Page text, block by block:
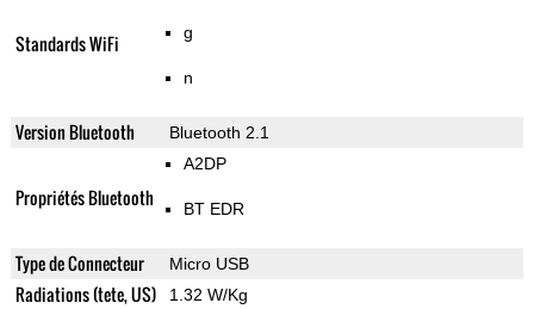
Standards WiFi g
n
Version Bluetooth Bluetooth 2.1
Propriétés Bluetooth
A2DP
BT EDR
Type de Connecteur Micro USB
Radiations (tete, US) 1.32 W/Kg